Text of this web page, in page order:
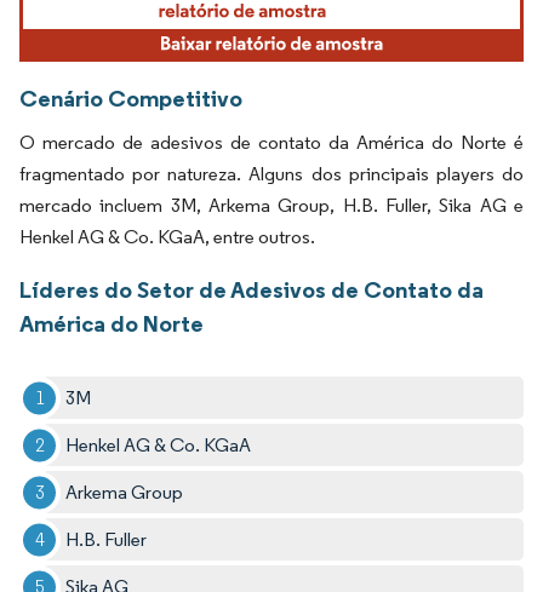
Cenário Competitivo
O mercado de adesivos de contato da América do Norte é
fragmentado por natureza. Alguns dos principais players do
mercado incluem 3M, Arkema Group, H.B. Fuller, Sika AG e
Henkel AG & Co. KGaA, entre outros.
Líderes do Setor de Adesivos de Contato da
América do Norte
3M
Henkel AG & Co. KGaA
Arkema Group
H.B. Fuller
Sika AG